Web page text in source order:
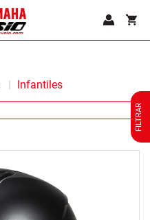
Infantiles
FILTRAR